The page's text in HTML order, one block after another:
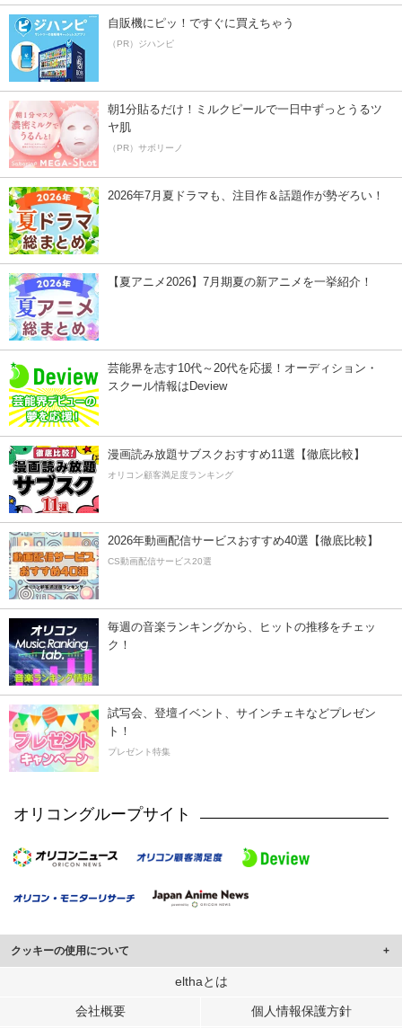
自販機にピッ！ですぐに買えちゃう
（PR）ジハンピ
朝1分貼るだけ！ミルクピールで一日中ずっとうるツ
ヤ肌
（PR）サボリーノ
2026年7月夏ドラマも、注目作＆話題作が勢ぞろい！
【夏アニメ2026】7月期夏の新アニメを一挙紹介！
芸能界を志す10代～20代を応援！オーディション・
スクール情報はDeview
漫画読み放題サブスクおすすめ11選【徹底比較】
オリコン顧客満足度ランキング
2026年動画配信サービスおすすめ40選【徹底比較】
CS動画配信サービス20選
毎週の音楽ランキングから、ヒットの推移をチェッ
ク！
試写会、登壇イベント、サインチェキなどプレゼン
ト！
プレゼント特集
オリコングループサイト
クッキーの使用について
このサイトでは Cookie を使用して、ユーザーに合わせたコンテンツや広告の
行っています。
elthaとは
会社概要 個人情報保護方針